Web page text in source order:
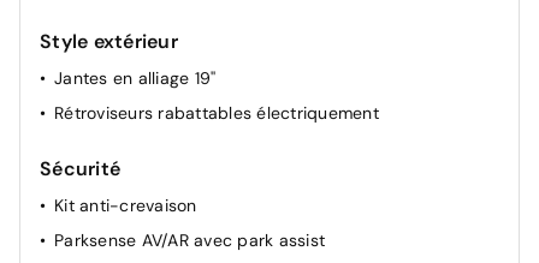
Pommeau de vitesse en cuir
Style extérieur
Jantes en alliage 19''
Rétroviseurs rabattables électriquement
Sécurité
Kit anti-crevaison
Parksense AV/AR avec park assist